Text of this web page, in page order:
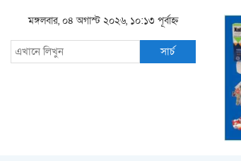
মঙ্গলবার, ০৪ অগাস্ট ২০২৬, ১০:১৩ পূর্বাহ্ন
সার্চ